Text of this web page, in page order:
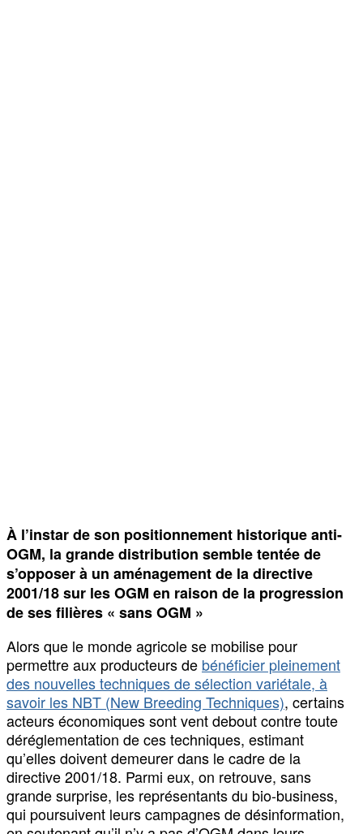
À l’instar de son positionnement historique anti-
OGM, la grande distribution semble tentée de
s’opposer à un aménagement de la directive
2001/18sur les OGM en raison de la progression
de ses filières « sans OGM »
Alors que le monde agricole se mobilise pour
permettre aux producteurs de bénéficier pleinement
des nouvelles techniques de sélection variétale, à
savoir les NBT (New Breeding Techniques), certains
acteurs économiques sont vent debout contre toute
déréglementation de ces techniques, estimant
qu’elles doivent demeurer dans le cadre de la
directive 2001/18. Parmi eux, on retrouve, sans
grande surprise, les représentants du bio-business,
qui poursuivent leurs campagnes de désinformation,